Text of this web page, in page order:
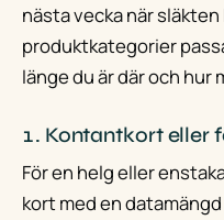
nästa vecka när
produktkategorier
länge du är där och hur
1. Kontantkort eller
För en helg eller
kort med en